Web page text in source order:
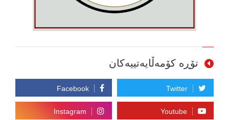
تۆڕە کۆمەڵایەتییەکان